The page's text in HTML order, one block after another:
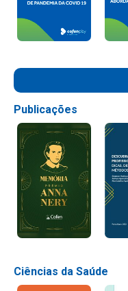
Publicações
Ciências da Saúde